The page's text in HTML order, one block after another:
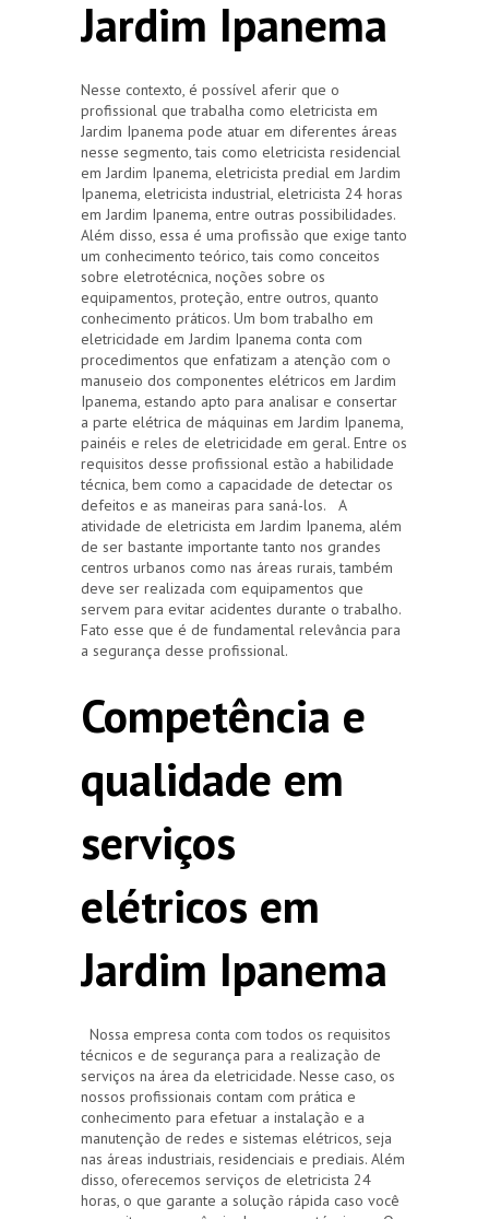
Jardim Ipanema
Nesse contexto, é possível aferir que o
profissional que trabalha como eletricista em
Jardim Ipanema pode atuar em diferentes áreas
nesse segmento, tais como eletricista residencial
em Jardim Ipanema, eletricista predial em Jardim
Ipanema, eletricista industrial, eletricista 24 horas
em Jardim Ipanema, entre outras possibilidades.
Além disso, essa é uma profissão que exige tanto
um conhecimento teórico, tais como conceitos
sobre eletrotécnica, noções sobre os
equipamentos, proteção, entre outros, quanto
conhecimento práticos. Um bom trabalho em
eletricidade em Jardim Ipanema conta com
procedimentos que enfatizam a atenção com o
manuseio dos componentes elétricos em Jardim
Ipanema, estando apto para analisar e consertar
a parte elétrica de máquinas em Jardim Ipanema,
painéis e reles de eletricidade em geral. Entre os
requisitos desse profissional estão a habilidade
técnica, bem como a capacidade de detectar os
defeitos e as maneiras para saná-los. A
atividade de eletricista em Jardim Ipanema, além
de ser bastante importante tanto nos grandes
centros urbanos como nas áreas rurais, também
deve ser realizada com equipamentos que
servem para evitar acidentes durante o trabalho.
Fato esse que é de fundamental relevância para
a segurança desse profissional.
Competência e
qualidade em
serviços
elétricos em
Jardim Ipanema
Nossa empresa conta com todos os requisitos
técnicos e de segurança para a realização de
serviços na área da eletricidade. Nesse caso, os
nossos profissionais contam com prática e
conhecimento para efetuar a instalação e a
manutenção de redes e sistemas elétricos, seja
nas áreas industriais, residenciais e prediais. Além
disso, oferecemos serviços de eletricista 24
horas, o que garante a solução rápida caso você